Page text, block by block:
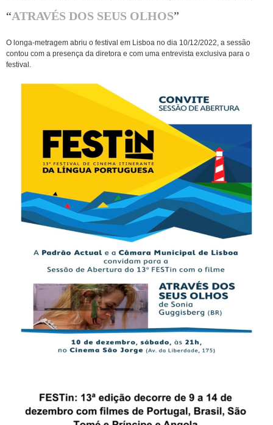
“ATRAVÉS DOS SEUS OLHOS”
O longa-metragem abriu o festival em Lisboa no dia 10/12/2022, a sessão
contou com a presença da diretora e com uma entrevista exclusiva para o
festival.